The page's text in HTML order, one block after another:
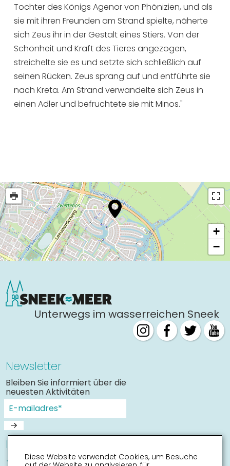
Tochter des Königs Agenor von Phönizien, und als
sie mit ihren Freunden am Strand spielte, näherte
sich Zeus ihr in der Gestalt eines Stiers. Von der
Schönheit und Kraft des Tieres angezogen,
streichelte sie es und setzte sich schließlich auf
seinen Rücken. Zeus sprang auf und entführte sie
nach Kreta. Am Strand verwandelte sich Zeus in
einen Adler und befruchtete sie mit Minos."
+
−
Unterwegs im wasserreichen Sneek
Newsletter
Bleiben Sie informiert über die
neuesten Aktivitäten
Informationen
Sneek mit Kinder
Diese Website verwendet Cookies, um Besuche